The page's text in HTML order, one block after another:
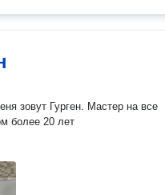
зовут Гурген. Мастер на все
более 20 лет